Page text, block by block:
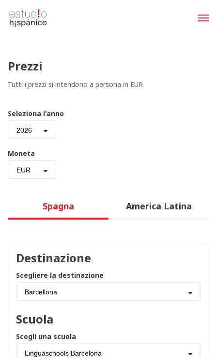
Prezzi
Tutti i prezzi si intendono a persona in EUR
Seleziona l'anno
2026
Moneta
EUR
Spagna America Latina
Destinazione
Scegliere la destinazione
Barcellona
Scuola
Scegli una scuola
Linguaschools Barcelona